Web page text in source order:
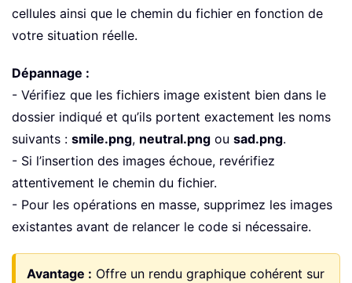
cellules ainsi que le chemin du fichier en fonction de
votre situation réelle.
Dépannage :
- Vérifiez que les fichiers image existent bien dans le
dossier indiqué et qu’ils portent exactement les noms
suivants : smile.png, neutral.png ou sad.png.
- Si l’insertion des images échoue, revérifiez
attentivement le chemin du fichier.
- Pour les opérations en masse, supprimez les images
existantes avant de relancer le code si nécessaire.
Avantage : Offre un rendu graphique cohérent sur